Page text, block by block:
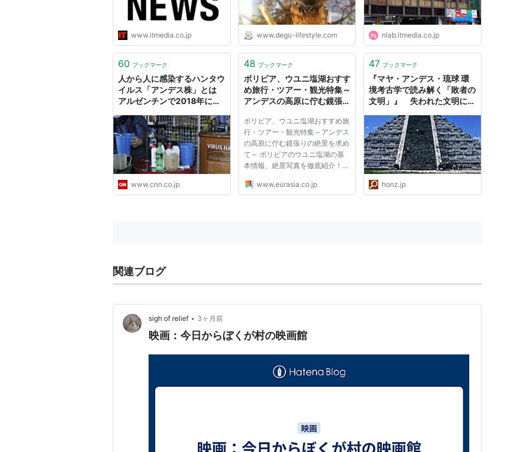
www.itmedia.co.jp www.degu-lifestyle.com nlab.itmedia.co.jp
60 ブックマーク
人から人に感染するハンタウ
イルス「アンデス株」とは
アルゼンチンで2018年に集
www.cnn.co.jp
48 ブックマーク
ボリビア、ウユニ塩湖おすす
め旅行・ツアー・観光特集～
アンデスの高原に佇む鏡張り
ア旅行社
ボリビア、ウユニ塩湖おすすめ旅
行・ツアー・観光特集～アンデス
の高原に佇む鏡張りの絶景を求め
て～ ボリビアのウユニ塩湖の基
本情報、絶景写真を徹底紹介！お
ニ塩湖は南北約100km、東西約
www.eurasia.co.jp
47 ブックマーク
『マヤ・アンデス・琉球 環
境考古学で読み解く「敗者の
文明」』 失われた文明にみ
honz.jp
関連ブログ
sigh of relief • 3ヶ月前
映画：今日からぼくが村の映画館